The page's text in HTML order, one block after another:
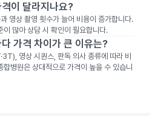
이 달라지나요?
영상 촬영 횟수가 늘어 비용이 증가합니다.
이 많아 상담 시 확인이 필요합니다.
가격 차이가 큰 이유는?
영상 시퀀스, 판독 의사 종류에 따라 비
합병원은 상대적으로 가격이 높을 수 있습니